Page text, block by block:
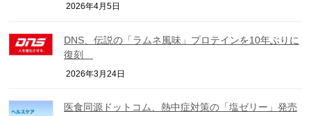
2026年4月5日
DNS、伝説の「ラムネ風味」プロテインを10年ぶりに
復刻
2026年3月24日
医食同源ドットコム、熱中症対策の「塩ゼリー」発売